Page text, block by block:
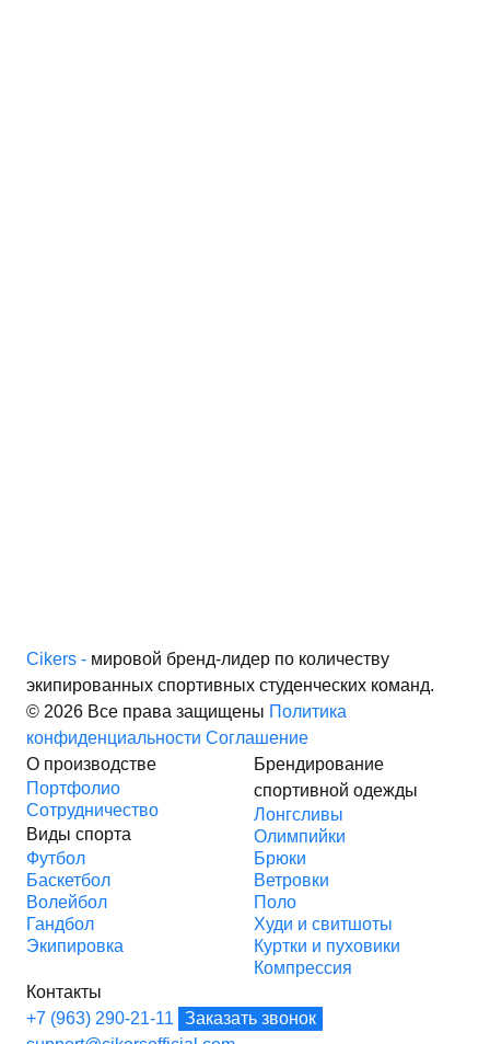
Cikers - мировой бренд-лидер по количеству
экипированных спортивных студенческих команд.
© 2026 Все права защищены Политика
конфиденциальности Соглашение
О производстве
Портфолио
Сотрудничество
Виды спорта
Футбол
Баскетбол
Волейбол
Гандбол
Экипировка
Брендирование
спортивной одежды
Лонгсливы
Олимпийки
Брюки
Ветровки
Поло
Худи и свитшоты
Куртки и пуховики
Компрессия
Контакты
+7 (963) 290-21-11
Заказать звонок